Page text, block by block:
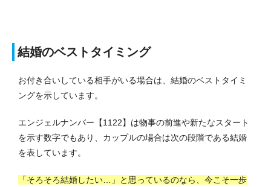
結婚のベストタイミング
お付き合いしている相手がいる場合は、結婚のベストタイミ
ングを示しています。
エンジェルナンバー【1122】は物事の前進や新たなスタート
を示す数字でもあり、カップルの場合は次の段階である結婚
を表しています。
「そろそろ結婚したい…」と思っているのなら、今こそ一歩